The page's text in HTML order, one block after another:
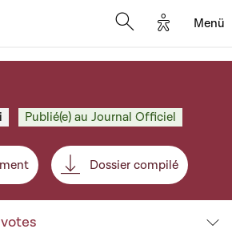
Options
Menü
Publié(e) au Journal Officiel
Dossier compilé